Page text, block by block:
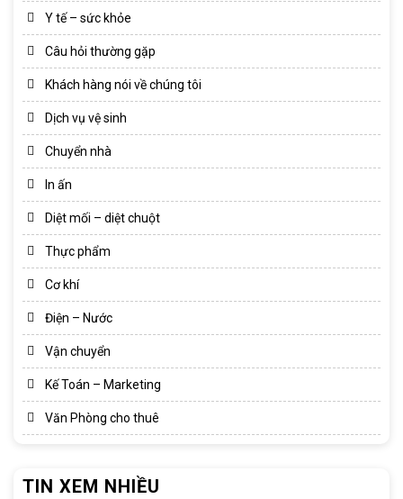
Y tế – sức khỏe
Câu hỏi thường gặp
Khách hàng nói về chúng tôi
Dịch vụ vệ sinh
Chuyển nhà
In ấn
Diệt mối – diệt chuột
Thực phẩm
Cơ khí
Điện – Nước
Vận chuyển
Kế Toán – Marketing
Văn Phòng cho thuê
TIN XEM NHIỀU